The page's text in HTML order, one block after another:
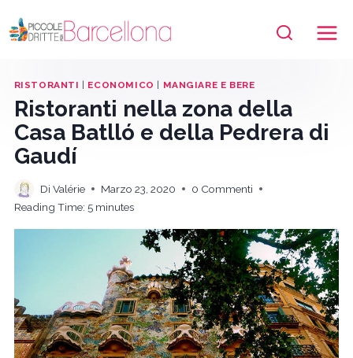
al
RISTORANTI ECONOMICO MANGIARE E BERE
Ristoranti nella zona della
Casa Batlló e della Pedrera di
Gaudí
Di Valérie Marzo 23, 2020
0 Commenti
Reading Time: 5 minutes